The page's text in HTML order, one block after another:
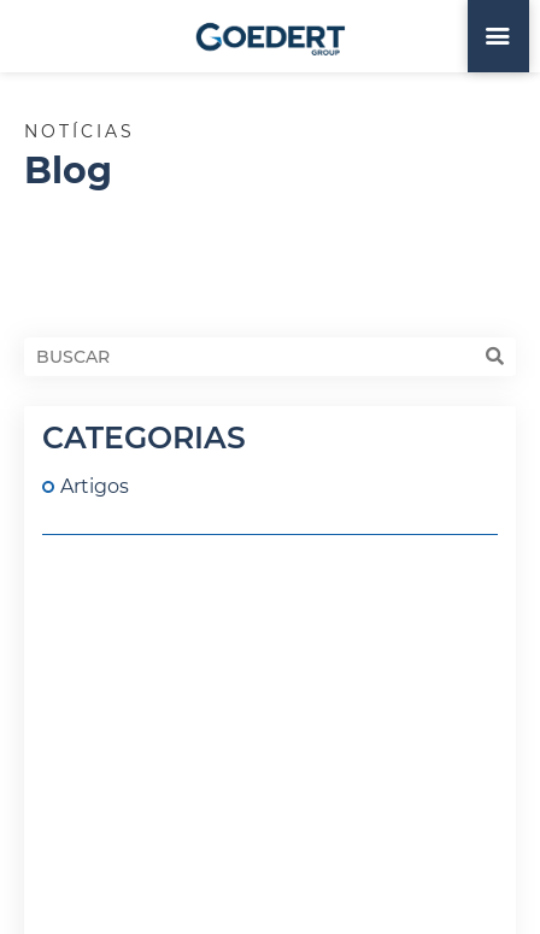
NOTÍCIAS
Blog
CATEGORIAS
Artigos